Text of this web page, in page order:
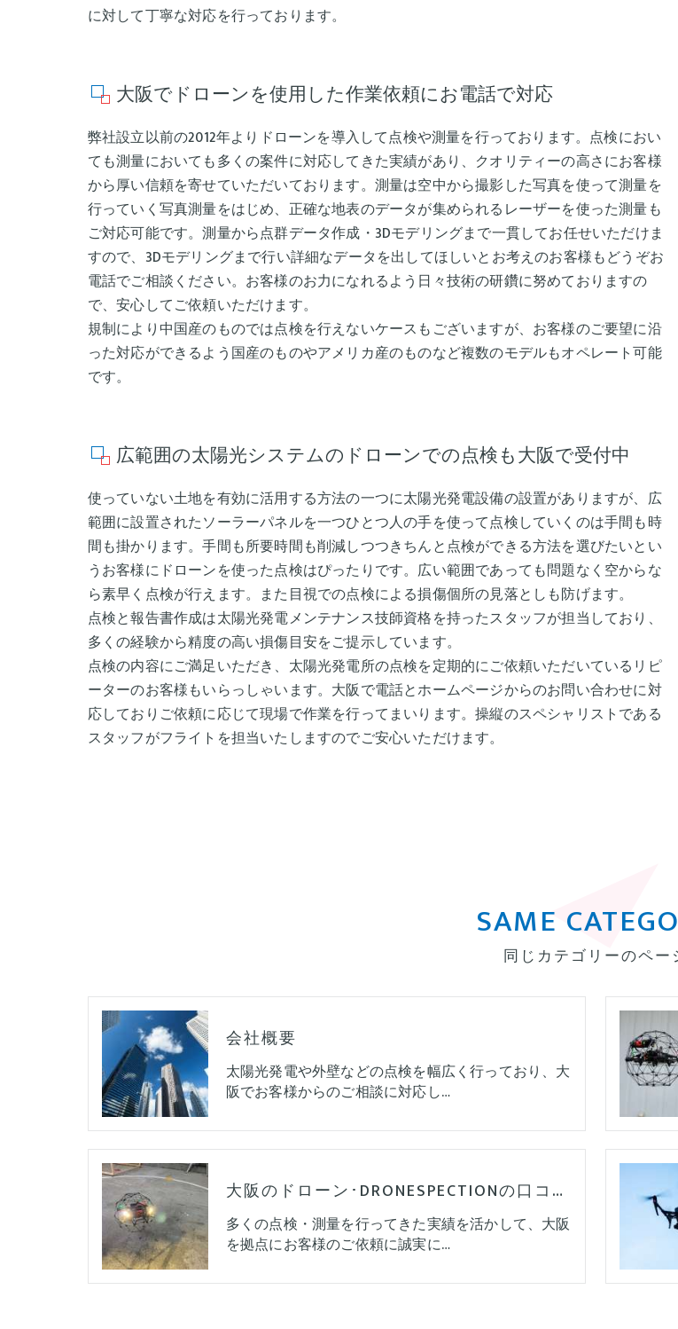
に対して丁寧な対応を行っております。
大阪でドローンを使用した作業依頼にお電話で対応
弊社設立以前の2012年よりドローンを導入して点検や測量を行っております。点検におい
ても測量においても多くの案件に対応してきた実績があり、クオリティーの高さにお客様
から厚い信頼を寄せていただいております。測量は空中から撮影した写真を使って測量を
行っていく写真測量をはじめ、正確な地表のデータが集められるレーザーを使った測量も
ご対応可能です。測量から点群データ作成・3Dモデリングまで一貫してお任せいただけま
すので、3Dモデリングまで行い詳細なデータを出してほしいとお考えのお客様もどうぞお
電話でご相談ください。お客様のお力になれるよう日々技術の研鑽に努めておりますの
で、安心してご依頼いただけます。
規制により中国産のものでは点検を行えないケースもございますが、お客様のご要望に沿
った対応ができるよう国産のものやアメリカ産のものなど複数のモデルもオペレート可能
です。
広範囲の太陽光システムのドローンでの点検も大阪で受付中
使っていない土地を有効に活用する方法の一つに太陽光発電設備の設置がありますが、広
範囲に設置されたソーラーパネルを一つひとつ人の手を使って点検していくのは手間も時
間も掛かります。手間も所要時間も削減しつつきちんと点検ができる方法を選びたいとい
うお客様にドローンを使った点検はぴったりです。広い範囲であっても問題なく空からな
ら素早く点検が行えます。また目視での点検による損傷個所の見落としも防げます。
点検と報告書作成は太陽光発電メンテナンス技師資格を持ったスタッフが担当しており、
多くの経験から精度の高い損傷目安をご提示しています。
点検の内容にご満足いただき、太陽光発電所の点検を定期的にご依頼いただいているリピ
ーターのお客様もいらっしゃいます。大阪で電話とホームページからのお問い合わせに対
応しておりご依頼に応じて現場で作業を行ってまいります。操縦のスペシャリストである
スタッフがフライトを担当いたしますのでご安心いただけます。
同じカテゴリーのペー
SAME
会社概要
太陽光発電や外壁などの点検を幅広く行っており、大
阪でお客様からのご相談に対応し…
大阪のドローン･DRONESPECTIONの口コミ情報
多くの点検・測量を行ってきた実績を活かして、大阪
を拠点にお客様のご依頼に誠実に…